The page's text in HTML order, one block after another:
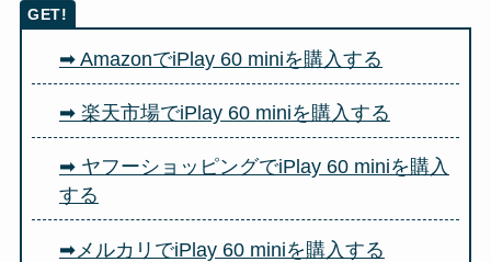
➡ AmazonでiPlay 60 miniを購入する
➡ 楽天市場でiPlay 60 miniを購入する
➡ ヤフーショッピングでiPlay 60 miniを購入
する
➡メルカリでiPlay 60 miniを購入する